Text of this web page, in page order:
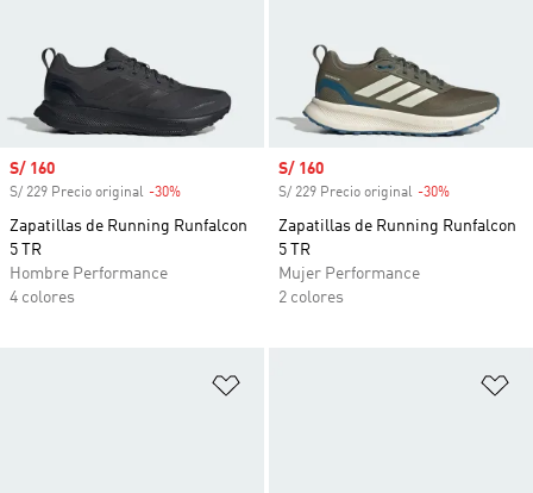
Precio de venta
S/ 160
S/ 229 Precio original -30%
Zapatillas de Running Runfalcon
5 TR
Hombre Performance
4 colores
Precio de venta
S/ 160
S/ 229 Precio original -30%
Zapatillas de Running Runfalcon
5 TR
Mujer Performance
2 colores